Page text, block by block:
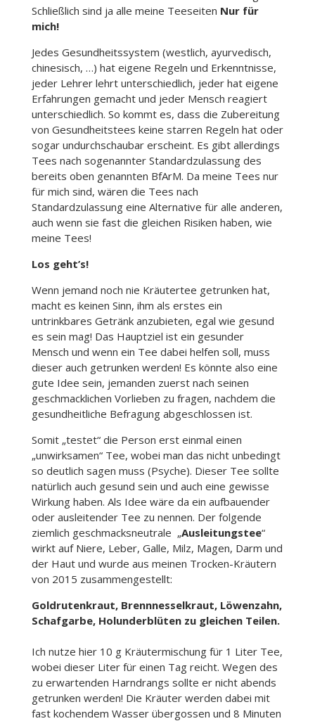
Schließlich sind ja alle meine Teeseiten Nur für
mich!
Jedes Gesundheitssystem (westlich, ayurvedisch,
chinesisch, …) hat eigene Regeln und Erkenntnisse,
jeder Lehrer lehrt unterschiedlich, jeder hat eigene
Erfahrungen gemacht und jeder Mensch reagiert
unterschiedlich. So kommt es, dass die Zubereitung
von Gesundheitstees keine starren Regeln hat oder
sogar undurchschaubar erscheint. Es gibt allerdings
Tees nach sogenannter Standardzulassung des
bereits oben genannten BfArM. Da meine Tees nur
für mich sind, wären die Tees nach
Standardzulassung eine Alternative für alle anderen,
auch wenn sie fast die gleichen Risiken haben, wie
meine Tees!
Los geht’s!
Wenn jemand noch nie Kräutertee getrunken hat,
macht es keinen Sinn, ihm als erstes ein
untrinkbares Getränk anzubieten, egal wie gesund
es sein mag! Das Hauptziel ist ein gesunder
Mensch und wenn ein Tee dabei helfen soll, muss
dieser auch getrunken werden! Es könnte also eine
gute Idee sein, jemanden zuerst nach seinen
geschmacklichen Vorlieben zu fragen, nachdem die
gesundheitliche Befragung abgeschlossen ist.
Somit „testet“ die Person erst einmal einen
„unwirksamen“ Tee, wobei man das nicht unbedingt
so deutlich sagen muss (Psyche). Dieser Tee sollte
natürlich auch gesund sein und auch eine gewisse
Wirkung haben. Als Idee wäre da ein aufbauender
oder ausleitender Tee zu nennen. Der folgende
ziemlich geschmacksneutrale „Ausleitungstee“
wirkt auf Niere, Leber, Galle, Milz, Magen, Darm und
der Haut und wurde aus meinen Trocken-Kräutern
von 2015 zusammengestellt:
Goldrutenkraut, Brennnesselkraut, Löwenzahn,
Schafgarbe, Holunderblüten zu gleichen Teilen.
Ich nutze hier 10 g Kräutermischung für 1 Liter Tee,
wobei dieser Liter für einen Tag reicht. Wegen des
zu erwartenden Harndrangs sollte er nicht abends
getrunken werden! Die Kräuter werden dabei mit
fast kochendem Wasser übergossen und 8 Minuten